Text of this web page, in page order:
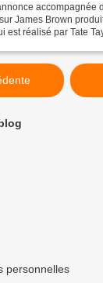
accompagnée
James Brown
est réalisé par Tate
personnelles